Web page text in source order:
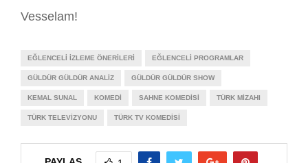
Vesselam!
EĞLENCELI İZLEME ÖNERILERI EĞLENCELI PROGRAMLAR
GÜLDÜR GÜLDÜR ANALIZ GÜLDÜR GÜLDÜR SHOW
KEMAL SUNAL KOMEDI SAHNE KOMEDISI TÜRK MIZAHI
TÜRK TELEVIZYONU TÜRK TV KOMEDISI